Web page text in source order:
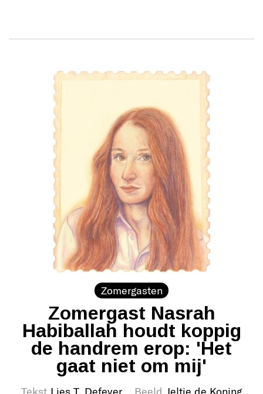
Zomergasten
Zomergast Nasrah
Habiballah houdt koppig
de handrem erop: 'Het
gaat niet om mij'
Tekst Lies T. Defever Beeld Jeltje de Koning